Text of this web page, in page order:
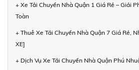
+ Xe Tải Chuyển Nhà Quận 1 Giá Rẻ – Giải
Toàn
+ Thuê Xe Tải Chuyển Nhà Quận 7 Giá Rẻ,
XE]
+ Dịch Vụ Xe Tải Chuyển Nhà Quận Phú